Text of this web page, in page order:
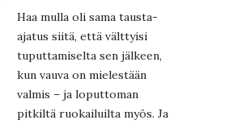
Haa mulla oli sama tausta-
ajatus siitä, että välttyisi
tuputtamiselta sen jälkeen,
kun vauva on mielestään
valmis – ja loputtoman
pitkiltä ruokailuilta myös. Ja